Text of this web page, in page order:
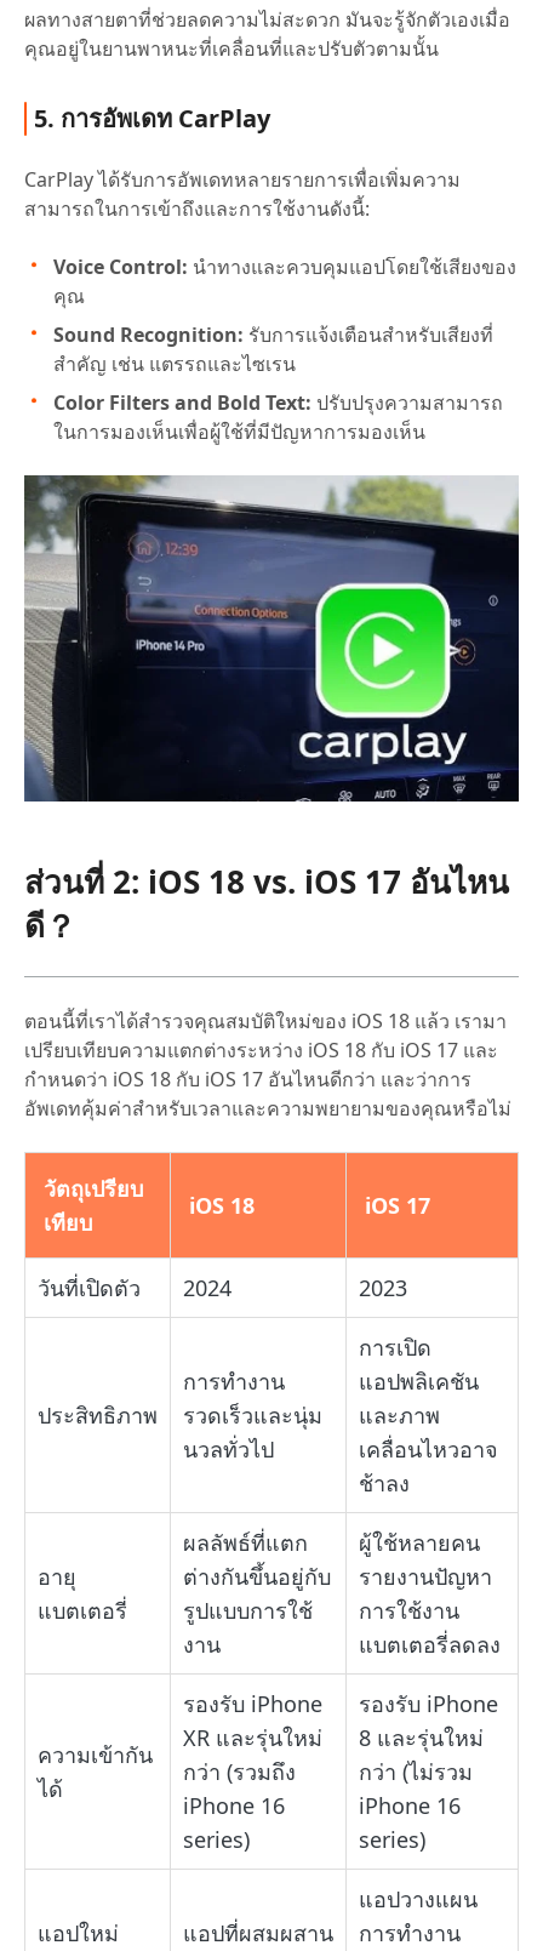
ผลทางสายตาที่ช่วยลดความไม่สะดวก มันจะรู้จักตัวเองเมื่อ
คุณอยู่ในยานพาหนะที่เคลื่อนที่และปรับตัวตามนั้น
5. การอัพเดท CarPlay
CarPlay ได้รับการอัพเดทหลายรายการเพื่อเพิ่มความ
สามารถในการเข้าถึงและการใช้งานดังนี้:
Voice Control: นำทางและควบคุมแอปโดยใช้เสียงของ
คุณ
Sound Recognition: รับการแจ้งเตือนสำหรับเสียงที่
สำคัญ เช่น แตรรถและไซเรน
Color Filters and Bold Text: ปรับปรุงความสามารถ
ในการมองเห็นเพื่อผู้ใช้ที่มีปัญหาการมองเห็น
ส่วนที่ 2: iOS 18 vs. iOS 17 อันไหน
ดี？
ตอนนี้ที่เราได้สำรวจคุณสมบัติใหม่ของ iOS 18 แล้ว เรามา
เปรียบเทียบความแตกต่างระหว่าง iOS 18 กับ iOS 17 และ
กำหนดว่า iOS 18 กับ iOS 17 อันไหนดีกว่า และว่าการ
อัพเดทคุ้มค่าสำหรับเวลาและความพยายามของคุณหรือไม่
วัตถุเปรียบ
เทียบ
iOS 18 iOS 17
วันที่เปิดตัว 2024 2023
ประสิทธิภาพ
การทำงาน
รวดเร็วและนุ่ม
นวลทั่วไป
การเปิด
แอปพลิเคชัน
และภาพ
เคลื่อนไหวอาจ
ช้าลง
อายุ
แบตเตอรี่
ผลลัพธ์ที่แตก
ต่างกันขึ้นอยู่กับ
รูปแบบการใช้
งาน
ผู้ใช้หลายคน
รายงานปัญหา
การใช้งาน
แบตเตอรี่ลดลง
ความเข้ากัน
ได้
รองรับ iPhone
XR และรุ่นใหม่
กว่า (รวมถึง
iPhone 16
series)
รองรับ iPhone
8 และรุ่นใหม่
กว่า (ไม่รวม
iPhone 16
series)
แอปใหม่
แอปที่ผสมผสาน
แอปวางแผน
การทำงาน